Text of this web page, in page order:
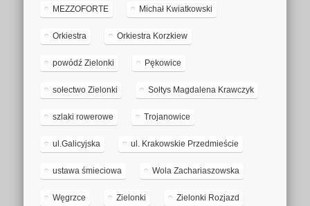
MEZZOFORTE Michał Kwiatkowski
Orkiestra Orkiestra Korzkiew
powódź Zielonki Pękowice
sołectwo Zielonki Sołtys Magdalena Krawczyk
szlaki rowerowe Trojanowice
ul.Galicyjska ul. Krakowskie Przedmieście
ustawa śmieciowa Wola Zachariaszowska
Węgrzce Zielonki Zielonki Rozjazd